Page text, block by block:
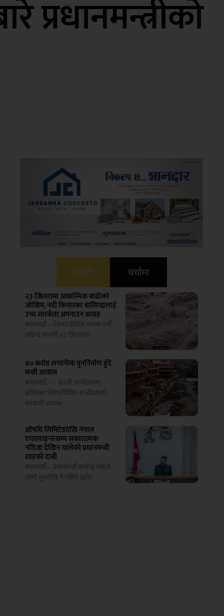
प्रधानमन्त्रीको
भर्खरै चर्चामा
२३ जिल्लामा आकस्मिक बाढीको
जोखिम, नदी किनारका बासिन्दालाई
उच्च सतर्कता अपनाउन आग्रह
काठमाडौं – देशका विभिन्न भागमा वर्षा
सक्रिय भएसँगै २३ जिल्लाका
४० करोड लगानीमा पुनर्निर्माण हुँदै
मन्त्री आवास
काठमाडौं – । जेनजी आन्दोलनमा
क्षतिग्रस्त भैँसेपाटीस्थित मन्त्रीहरूको
सरकारी आवास
औषधि लिमिटेडदेखि नेपाल
एयरलाइन्ससम्म सकारात्मक
नतिजा देखिन थालेको प्रधानमन्त्री
शाहको दाबी
काठमाडौं – प्रधानमन्त्री बालेन्द्र शाहले
लामो सुरुदेखि नै राष्ट्रिय उद्योग